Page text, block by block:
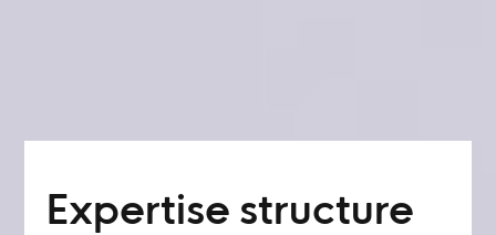
Expertise structure